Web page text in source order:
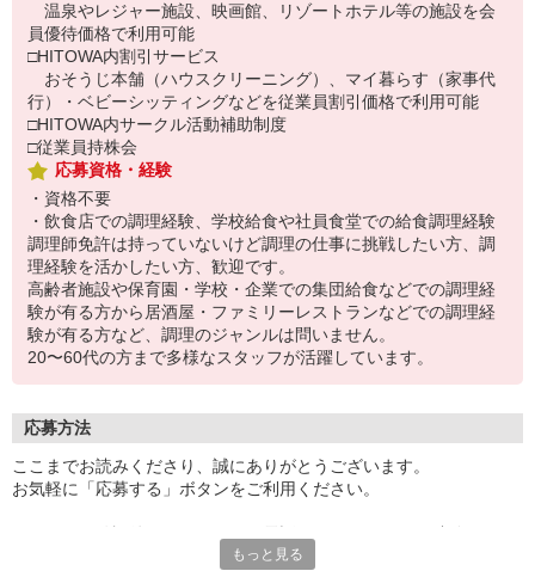
温泉やレジャー施設、映画館、リゾートホテル等の施設を会
員優待価格で利用可能
□HITOWA内割引サービス
おそうじ本舗（ハウスクリーニング）、マイ暮らす（家事代
行）・ベビーシッティングなどを従業員割引価格で利用可能
□HITOWA内サークル活動補助制度
□従業員持株会
応募資格・経験
・資格不要
・飲食店での調理経験、学校給食や社員食堂での給食調理経験
調理師免許は持っていないけど調理の仕事に挑戦したい方、調
理経験を活かしたい方、歓迎です。
高齢者施設や保育園・学校・企業での集団給食などでの調理経
験が有る方から居酒屋・ファミリーレストランなどでの調理経
験が有る方など、調理のジャンルは問いません。
20〜60代の方まで多様なスタッフが活躍しています。
応募方法
ここまでお読みくださり、誠にありがとうございます。
お気軽に「応募する」ボタンをご利用ください。
もっと見る